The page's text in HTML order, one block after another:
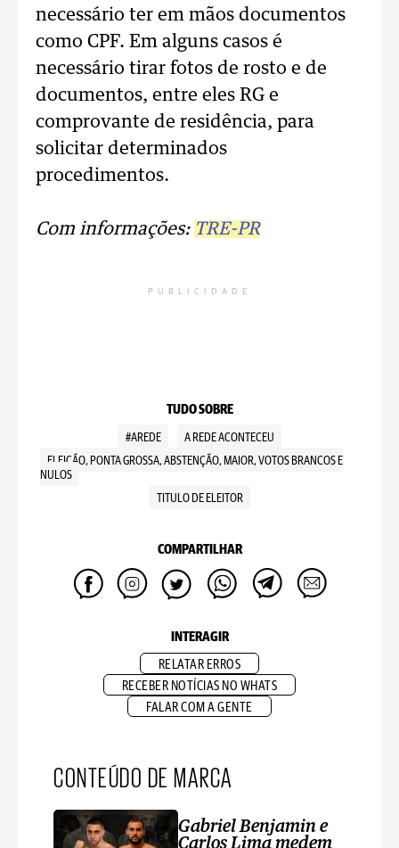
necessário ter em mãos documentos
como CPF. Em alguns casos é
necessário tirar fotos de rosto e de
documentos, entre eles RG e
comprovante de residência, para
solicitar determinados
procedimentos.
Com informações: TRE-PR
PUBLICIDADE
TUDO SOBRE
#AREDE
A REDE ACONTECEU
ELEIÇÃO, PONTA GROSSA, ABSTENÇÃO, MAIOR, VOTOS BRANCOS E
NULOS
TITULO DE ELEITOR
COMPARTILHAR
INTERAGIR
RELATAR ERROS
RECEBER NOTÍCIAS NO WHATS
FALAR COM A GENTE
CONTEÚDO DE MARCA
Gabriel Benjamin e
Carlos Lima medem